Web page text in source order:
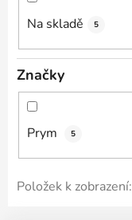
ů
Na skladě 5
Značky
Prym 5
Položek k zobrazení: